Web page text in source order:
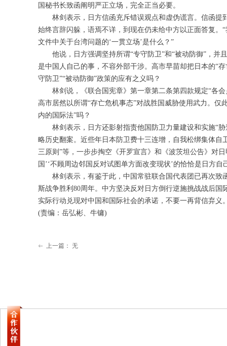
国秘书长致函阐明严正立场，完全正当必要。
林剑表示，日方信函充斥错误观点和虚伪谎言。信函提
始终言辞闪躲，语焉不详，到现在仍未给中方以正面答复
文件中关于台湾问题的‘一贯立场’是什么？”
他说，日方强调坚持所谓“专守防卫”和“被动防御”，并
是中国人自己的事，不容外部干涉。高市早苗却把日本的“
守防卫”“被动防御”政策的应有之义吗？
林剑说，《联合国宪章》第一章第二条第四款规定“各会
高市居然以所谓“存亡危机事态”对战胜国威胁使用武力。
内的国际法”吗？
林剑表示，日方还影射指责他国防卫力量建设和实施“胁
略历史翻案。近些年日本防卫费十三连增，自我松绑集体自
三原则”等，一步步掏空《开罗宣言》和《波茨坦公告》对
国’‘不顾周边邻国反对试图单方面改变现状’的恰恰是日方自
林剑表示，有鉴于此，中国常驻联合国代表团已再次致
斯战争胜利80周年。中方坚决反对日方倒行逆施挑战战后
实际行动兑现对中国和国际社会的承诺，不要一再背信弃义
(责编：岳弘彬、牛镛)
ꂃ 上一篇： 无